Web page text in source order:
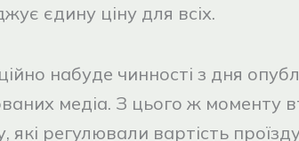
єдину ціну для всіх.
набуде чинності з дня
медіа. З цього ж моменту
які регулювали вартість